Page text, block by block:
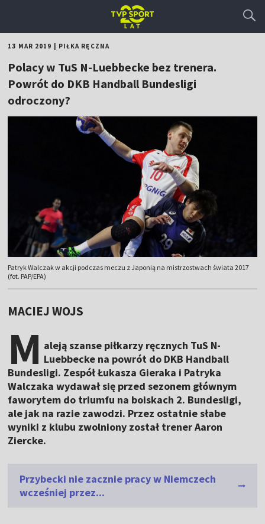
13 MAR 2019 PIŁKA RĘCZNA
Polacy w TuS N-Luebbecke bez trenera.
Powrót do DKB Handball Bundesligi
odroczony?
Patryk Walczak w akcji podczas meczu z Japonią na mistrzostwach świata 2017
(fot. PAP/EPA)
MACIEJ WOJS
M aleją szanse piłkarzy ręcznych TuS N-
Luebbecke na powrót do DKB Handball
Bundesligi. Zespół Łukasza Gieraka i Patryka
Walczaka wydawał się przed sezonem głównym
faworytem do triumfu na boiskach 2. Bundesligi,
ale jak na razie zawodzi. Przez ostatnie słabe
wyniki z klubu zwolniony został trener Aaron
Ziercke.
Przybecki nie zacznie pracy w Niemczech
wcześniej przez...